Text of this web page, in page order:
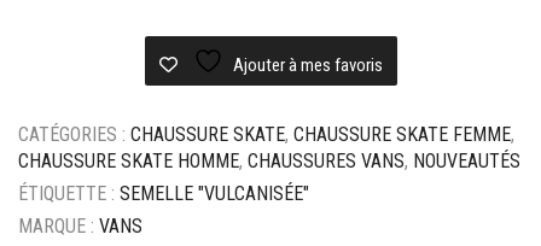
Ajouter à mes favoris
CATÉGORIES : CHAUSSURE SKATE, CHAUSSURE SKATE FEMME,
CHAUSSURE SKATE HOMME, CHAUSSURES VANS, NOUVEAUTÉS
ÉTIQUETTE : SEMELLE "VULCANISÉE"
MARQUE : VANS